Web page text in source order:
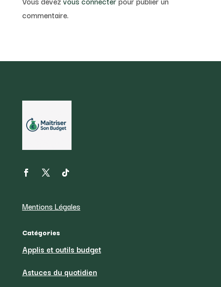
commentaire.
Mentions Légales
Catégories
Applis et outils budget
Astuces du quotidien